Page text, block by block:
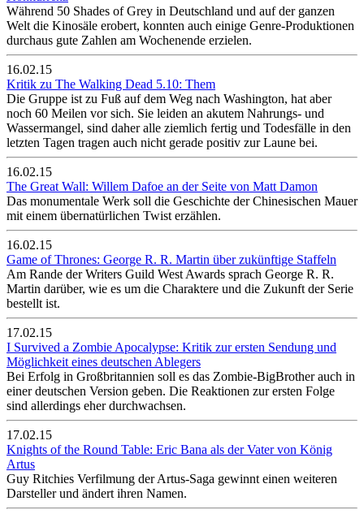
Während 50 Shades of Grey in Deutschland und auf der ganzen
Welt die Kinosäle erobert, konnten auch einige Genre-Produktionen
durchaus gute Zahlen am Wochenende erzielen.
16.02.15
Kritik zu The Walking Dead 5.10: Them
Die Gruppe ist zu Fuß auf dem Weg nach Washington, hat aber
noch 60 Meilen vor sich. Sie leiden an akutem Nahrungs- und
Wassermangel, sind daher alle ziemlich fertig und Todesfälle in den
letzten Tagen tragen auch nicht gerade positiv zur Laune bei.
16.02.15
The Great Wall: Willem Dafoe an der Seite von Matt Damon
Das monumentale Werk soll die Geschichte der Chinesischen Mauer
mit einem übernatürlichen Twist erzählen.
16.02.15
Game of Thrones: George R. R. Martin über zukünftige Staffeln
Am Rande der Writers Guild West Awards sprach George R. R.
Martin darüber, wie es um die Charaktere und die Zukunft der Serie
bestellt ist.
17.02.15
I Survived a Zombie Apocalypse: Kritik zur ersten Sendung und
Möglichkeit eines deutschen Ablegers
Bei Erfolg in Großbritannien soll es das Zombie-BigBrother auch in
einer deutschen Version geben. Die Reaktionen zur ersten Folge
sind allerdings eher durchwachsen.
17.02.15
Knights of the Round Table: Eric Bana als der Vater von König
Artus
Guy Ritchies Verfilmung der Artus-Saga gewinnt einen weiteren
Darsteller und ändert ihren Namen.